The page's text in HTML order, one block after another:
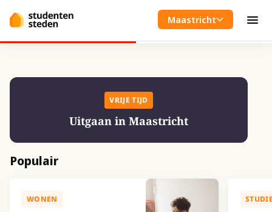
Maastricht
VRIJE TIJD
Uitgaan in Maastricht
Populair
WONEN